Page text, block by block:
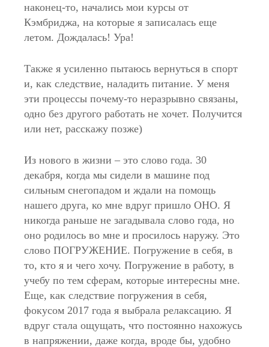
наконец-то, начались мои курсы от
Кэмбриджа, на которые я записалась еще
летом. Дождалась! Ура!
Также я усиленно пытаюсь вернуться в спорт
и, как следствие, наладить питание. У меня
эти процессы почему-то неразрывно связаны,
одно без другого работать не хочет. Получится
или нет, расскажу позже)
Из нового в жизни – это слово года. 30
декабря, когда мы сидели в машине под
сильным снегопадом и ждали на помощь
нашего друга, ко мне вдруг пришло ОНО. Я
никогда раньше не загадывала слово года, но
оно родилось во мне и просилось наружу. Это
слово ПОГРУЖЕНИЕ. Погружение в себя, в
то, кто я и чего хочу. Погружение в работу, в
учебу по тем сферам, которые интересны мне.
Еще, как следствие погружения в себя,
фокусом 2017 года я выбрала релаксацию. Я
вдруг стала ощущать, что постоянно нахожусь
в напряжении, даже когда, вроде бы, удобно